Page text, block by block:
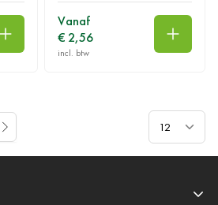
In winkelwagen
Vanaf
€ 2,56
In
pagina
Toon